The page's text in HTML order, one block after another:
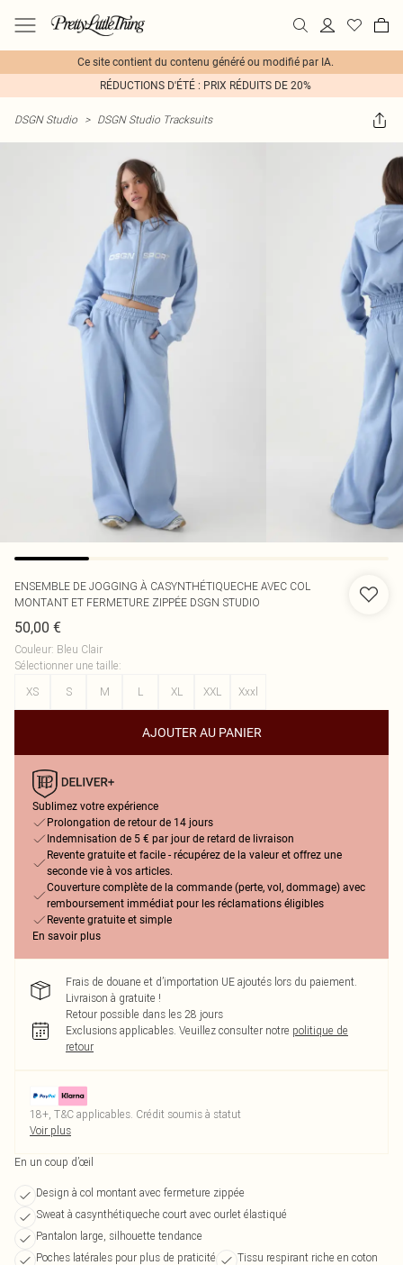
Ce site contient du contenu généré ou modifié par IA.
RÉDUCTIONS D'ÉTÉ : PRIX RÉDUITS DE 20%
DSGN Studio > DSGN Studio Tracksuits
ENSEMBLE DE JOGGING À CASYNTHÉTIQUECHE AVEC COL
MONTANT ET FERMETURE ZIPPÉE DSGN STUDIO
50,00 €
Couleur: Bleu Clair
Sélectionner une taille:
XS
S M L XL XXL Xxxl
AJOUTER AU PANIER
Sublimez votre expérience
Prolongation de retour de 14 jours
Indemnisation de 5 € par jour de retard de livraison
Revente gratuite et facile - récupérez de la valeur et offrez une
seconde vie à vos articles.
Couverture complète de la commande (perte, vol, dommage) avec
remboursement immédiat pour les réclamations éligibles
Revente gratuite et simple
En savoir plus
Frais de douane et d’importation UE ajoutés lors du paiement.
Livraison à gratuite !
Retour possible dans les 28 jours
Exclusions applicables. Veuillez consulter notre politique de
retour
18+, T&C applicables. Crédit soumis à statut
Voir plus
En un coup d’œil
Design à col montant avec fermeture zippée
Sweat à casynthétiqueche court avec ourlet élastiqué
Pantalon large, silhouette tendance
Poches latérales pour plus de praticité
Tissu respirant riche en coton